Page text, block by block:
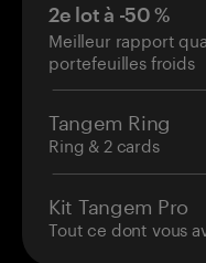
2e lot à -50 %
Meilleur rapport
portefeuilles froids
Tangem Ring
Ring & 2 cards
Kit Tangem Pro
Tout ce dont vous